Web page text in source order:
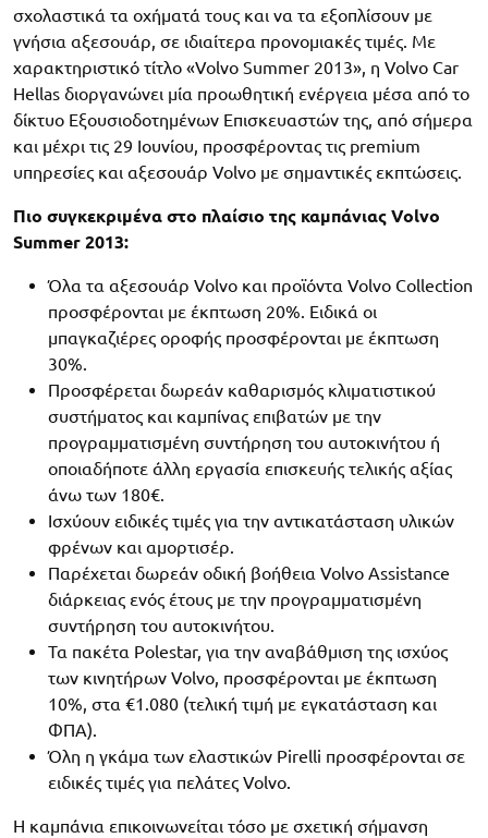
σχολαστικά τα οχήματά τους και να τα εξοπλίσουν με
γνήσια αξεσουάρ, σε ιδιαίτερα προνομιακές τιμές. Με
χαρακτηριστικό τίτλο «Volvo Summer 2013», η Volvo Car
Hellas διοργανώνει μία προωθητική ενέργεια μέσα από το
δίκτυο Εξουσιοδοτημένων Επισκευαστών της, από σήμερα
και μέχρι τις 29 Ιουνίου, προσφέροντας τις premium
υπηρεσίες και αξεσουάρ Volvo με σημαντικές εκπτώσεις.
Πιο συγκεκριμένα στο πλαίσιο της καμπάνιας Volvo
Summer 2013:
Όλα τα αξεσουάρ Volvo και προϊόντα Volvo Collection
προσφέρονται με έκπτωση 20%. Ειδικά οι
μπαγκαζιέρες οροφής προσφέρονται με έκπτωση
30%.
Προσφέρεται δωρεάν καθαρισμός κλιματιστικού
συστήματος και καμπίνας επιβατών με την
προγραμματισμένη συντήρηση του αυτοκινήτου ή
οποιαδήποτε άλλη εργασία επισκευής τελικής αξίας
άνω των 180€.
Ισχύουν ειδικές τιμές για την αντικατάσταση υλικών
φρένων και αμορτισέρ.
Παρέχεται δωρεάν οδική βοήθεια Volvo Assistance
διάρκειας ενός έτους με την προγραμματισμένη
συντήρηση του αυτοκινήτου.
Τα πακέτα Polestar, για την αναβάθμιση της ισχύος
των κινητήρων Volvo, προσφέρονται με έκπτωση
10%, στα €1.080 (τελική τιμή με εγκατάσταση και
ΦΠΑ).
Όλη η γκάμα των ελαστικών Pirelli προσφέρονται σε
ειδικές τιμές για πελάτες Volvo.
Η καμπάνια επικοινωνείται τόσο με σχετική σήμανση